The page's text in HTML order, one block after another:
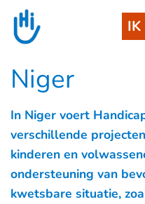
Goto main content
IK
Niger
In Niger voert
verschillende
kinderen en
ondersteuning van
kwetsbare situatie,